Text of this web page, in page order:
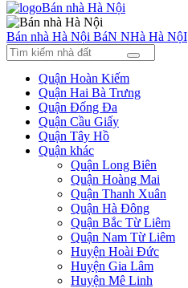
Bán nhà Hà Nội BáN NHà Hà NộI
Quận Hoàn Kiếm
Quận Hai Bà Trưng
Quận Đống Đa
Quận Cầu Giấy
Quận Tây Hồ
Quận khác
Quận Long Biên
Quận Hoàng Mai
Quận Thanh Xuân
Quận Hà Đông
Quận Bắc Từ Liêm
Quận Nam Từ Liêm
Huyện Hoài Đức
Huyện Gia Lâm
Huyện Mê Linh